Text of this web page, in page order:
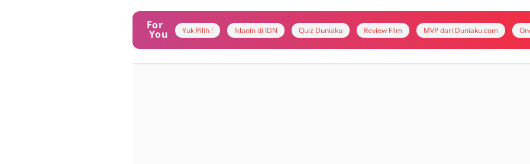
For
You Yuk Pilih ! Iklanin di IDN Quiz Duniaku Review Film MVP dari Duniaku.com